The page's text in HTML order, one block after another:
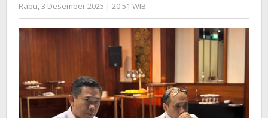
Negara
Rabu, 3 Desember 2025 | 20:51 WIB
Editor